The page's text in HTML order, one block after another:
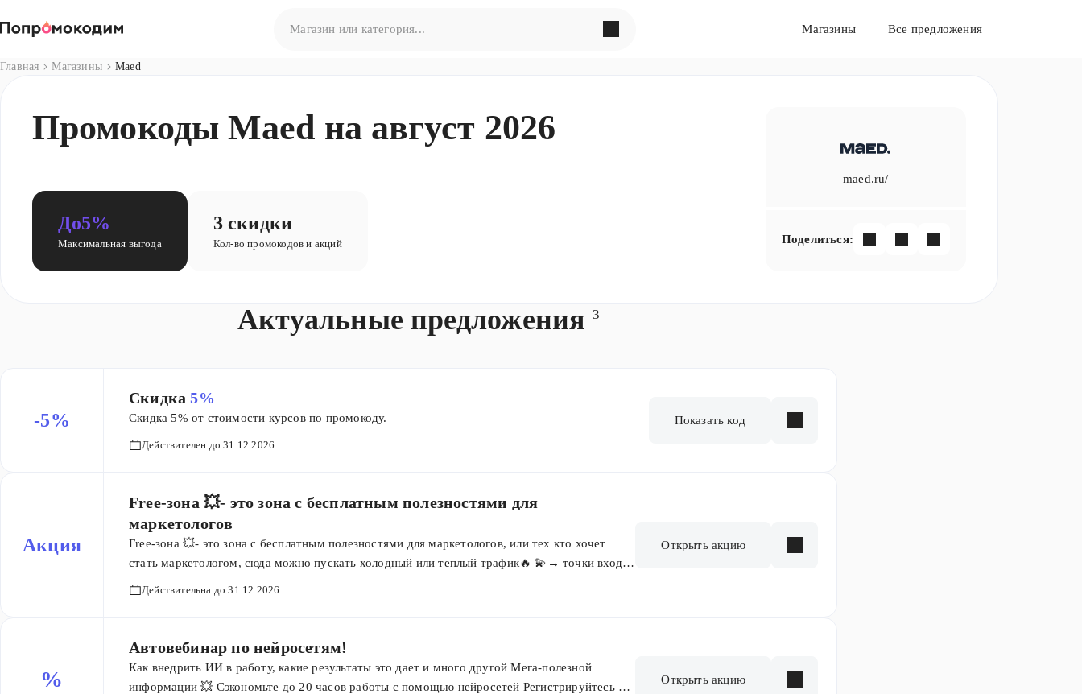
Попробуйте сформулировать запрос по-другому
Магазины Все предложения
Главная Магазины Maed
Промокоды Maed на август 2026
До5%
Максимальная выгода
3 скидки
Кол-во промокодов и акций
maed.ru/
Поделиться:
Актуальные предложения 3
-5%
​Скидка 5%
Скидка 5% от стоимости курсов по промокоду.
Действителен до 31.12.2026
Показать код
Акция
Free-зона 💥- это зона с бесплатным полезностями для
маркетологов
Free-зона 💥- это зона с бесплатным полезностями для маркетологов, или тех кто хочет
стать маркетологом, сюда можно пускать холодный или теплый трафик🔥 💫→ точки входа
https://maed.ru/free/competitors https://maed.ru/free/marketing-research
https://maed.ru/free/digital-director https://maed.ru/free/abm https://maed.ru/free/crm-marketing
https://maed.ru/free/marketplace
Действительна до 31.12.2026
Открыть акцию
%
Автовебинар по нейросетям!
Как внедрить ИИ в работу, какие результаты это дает и много другой Мега-полезной
информации 💥 Сэкономьте до 20 часов работы с помощью нейросетей Регистрируйтесь на
Открыть акцию